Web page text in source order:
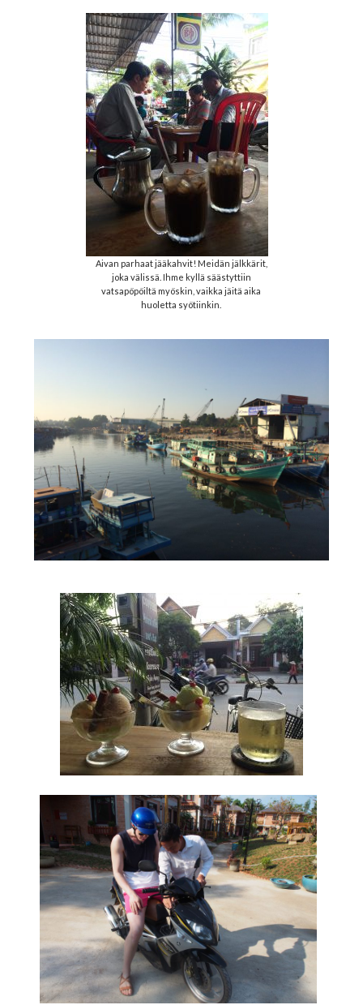
Aivan parhaat jääkahvit! Meidän jälkkärit,
joka välissä. Ihme kyllä säästyttiin
vatsapöpöiltä myöskin, vaikka jäitä aika
huoletta syötiinkin.